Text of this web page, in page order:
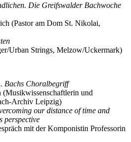
Die Greifswalder Bachwoche
(Pastor am Dom St. Nikolai,
Urban Strings, Melzow/Uckermark)
Bachs Choralbegriff
und
Archiv Leipzig)
our distance of time and
perspective
mit der Komponistin Professorin